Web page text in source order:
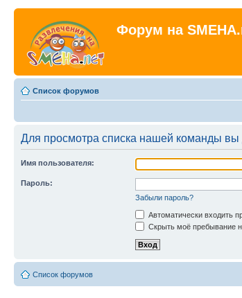
Форум на
Список форумов
Для просмотра списка нашей команды
Имя пользователя:
Пароль:
Забыли пароль?
Автоматически входить
Скрыть моё пребывание
Список форумов